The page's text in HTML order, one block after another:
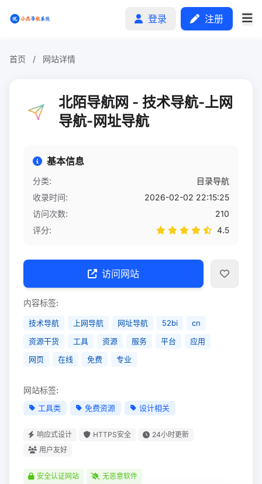
登录 注册
分类排行
自助广告
首页 / 网站详情
北陌导航网 - 技术导航-上网
导航-网址导航
基本信息
分类:
目录导航
收录时间:
2026-02-02 22:15:25
访问次数:
210
评分:
4.5
访问网站
内容标签:
技术导航 上网导航 网址导航 52bi
cn
资源干货
工具 资源 服务 平台
应用
网页
在线 免费 专业
网站标签:
工具类 免费资源 设计相关
响应式设计 HTTPS安全
24小时更新
用户友好
安全认证网站 无恶意软件